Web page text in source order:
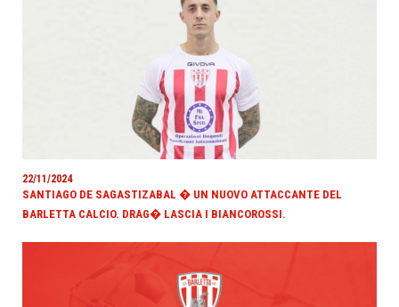
22/11/2024
SANTIAGO DE SAGASTIZABAL � UN NUOVO ATTACCANTE DEL
BARLETTA CALCIO. DRAG� LASCIA I BIANCOROSSI.